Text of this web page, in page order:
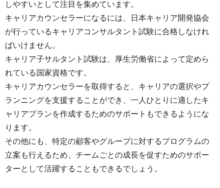
しやすいとして注目を集めています。
キャリアカウンセラーになるには、日本キャリア開発協会
が行っているキャリアコンサルタント試験に合格しなけれ
ばいけません。
キャリア子サルタント試験は、厚生労働省によって定めら
れている国家資格です。
キャリアカウンセラーを取得すると、キャリアの選択やプ
ランニングを支援することができ、一人ひとりに適したキ
ャリアプランを作成するためのサポートもできるようにな
ります。
その他にも、特定の顧客やグループに対するプログラムの
立案も行えるため、チームごとの成長を促すためのサポー
ターとして活躍することもできるでしょう。